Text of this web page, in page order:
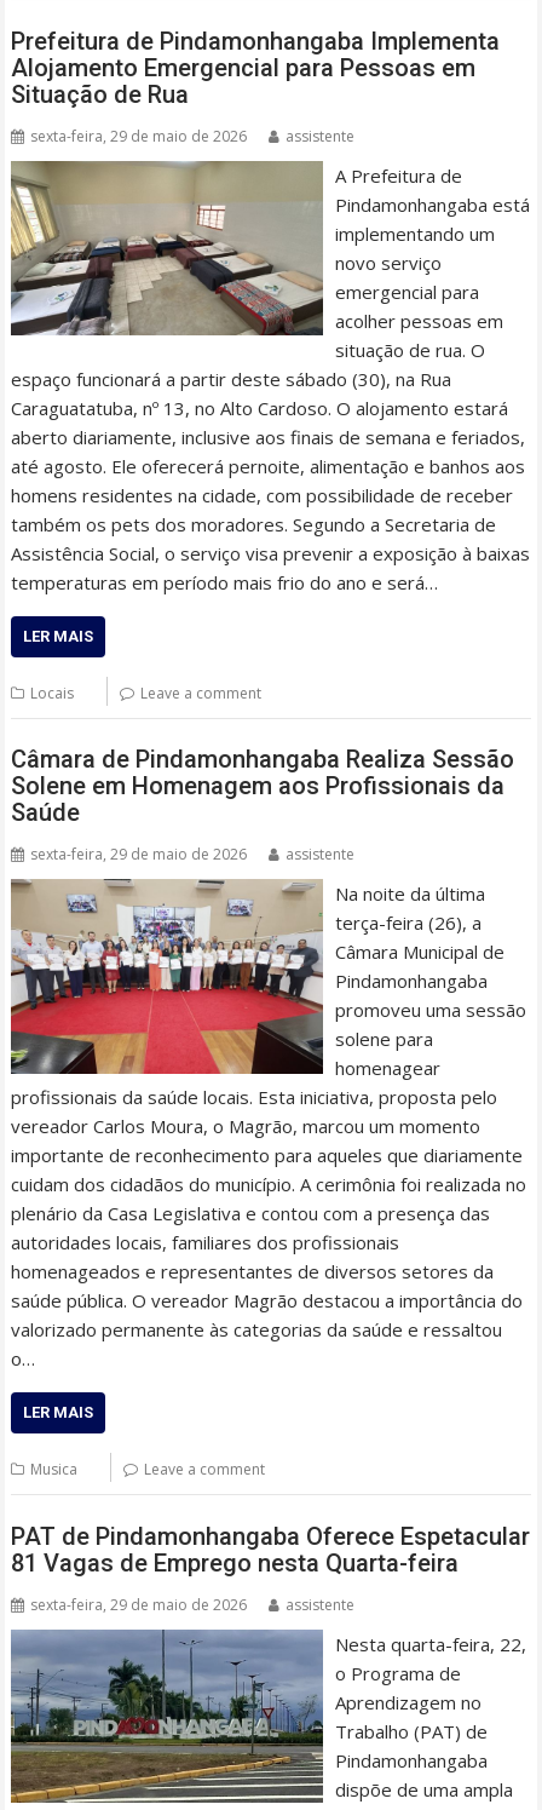
Prefeitura de Pindamonhangaba Implementa
Alojamento Emergencial para Pessoas em
Situação de Rua
sexta-feira, 29 de maio de 2026 assistente
A Prefeitura de
Pindamonhangaba está
implementando um
novo serviço
emergencial para
acolher pessoas em
situação de rua. O
espaço funcionará a partir deste sábado (30), na Rua
Caraguatatuba, nº 13, no Alto Cardoso. O alojamento estará
aberto diariamente, inclusive aos finais de semana e feriados,
até agosto. Ele oferecerá pernoite, alimentação e banhos aos
homens residentes na cidade, com possibilidade de receber
também os pets dos moradores. Segundo a Secretaria de
Assistência Social, o serviço visa prevenir a exposição à baixas
temperaturas em período mais frio do ano e será…
LER MAIS
Locais Leave a comment
Câmara de Pindamonhangaba Realiza Sessão
Solene em Homenagem aos Profissionais da
Saúde
sexta-feira, 29 de maio de 2026 assistente
Na noite da última
terça-feira (26), a
Câmara Municipal de
Pindamonhangaba
promoveu uma sessão
solene para
homenagear
profissionais da saúde locais. Esta iniciativa, proposta pelo
vereador Carlos Moura, o Magrão, marcou um momento
importante de reconhecimento para aqueles que diariamente
cuidam dos cidadãos do município. A cerimônia foi realizada no
plenário da Casa Legislativa e contou com a presença das
autoridades locais, familiares dos profissionais
homenageados e representantes de diversos setores da
saúde pública. O vereador Magrão destacou a importância do
valorizado permanente às categorias da saúde e ressaltou
o…
LER MAIS
Musica Leave a comment
PAT de Pindamonhangaba Oferece Espetacular
81 Vagas de Emprego nesta Quarta-feira
sexta-feira, 29 de maio de 2026 assistente
Nesta quarta-feira, 22,
o Programa de
Aprendizagem no
Trabalho (PAT) de
Pindamonhangaba
dispõe de uma ampla